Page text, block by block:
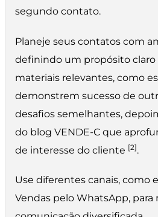
segundo contato.
Planeje seus contatos com
definindo um propósito claro
materiais relevantes, como
demonstrem sucesso de
desafios semelhantes,
do blog VENDE-C que
de interesse do cliente [2].
Use diferentes canais, como
Vendas pelo WhatsApp, para